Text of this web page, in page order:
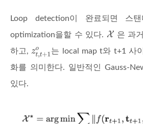
Loop detection이 완료되면 스
optimization을할 수 있다.
은 과
하고,
는 local map t와 t+1 사
화를 의미한다. 일반적인 Gauss-
있다.